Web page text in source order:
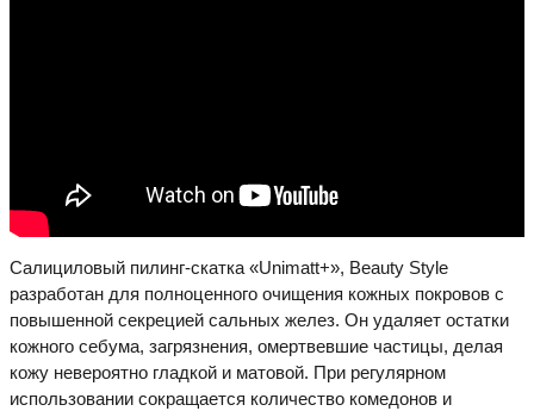
Салициловый пилинг-скатка «Unimatt+», Beauty Style
разработан для полноценного очищения кожных покровов с
повышенной секрецией сальных желез. Он удаляет остатки
кожного себума, загрязнения, омертвевшие частицы, делая
кожу невероятно гладкой и матовой. При регулярном
использовании сокращается количество комедонов и